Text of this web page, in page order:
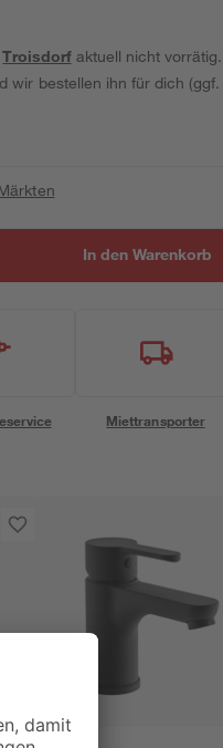
Troisdorfaktuell nicht
wir bestellen ihn für dich (ggf.
In den Warenkorb
Miettransporter